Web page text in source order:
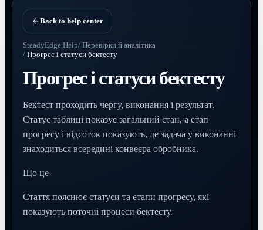
Back to help center
SteadyEdge Help/ Перевірки й аналітика
/ Прогрес і статуси бектесту
Прогрес і статуси бектесту
Бектест проходить чергу, виконання і результат.
Статус таблиці показує загальний стан, а етап
прогресу і відсоток показують, де задача у виконанні
знаходиться всередині конвеєра обробника.
Що це
Стаття пояснює статуси та етапи прогресу, які
показують поточні процеси бектесту.